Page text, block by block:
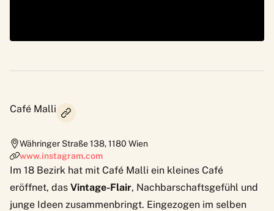
Café Malli
Währinger Straße 138,1180 Wien
www.instagram.com
Im 18 Bezirk hat mit Café Malli ein kleines Café
eröffnet, das Vintage-Flair, Nachbarschaftsgefühl und
junge Ideen zusammenbringt. Eingezogen im selben